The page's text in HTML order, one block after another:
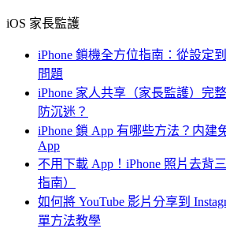
iOS 家長監護
iPhone 鎖機全方位指南：從設定
問題
iPhone 家人共享（家長監護）完
防沉迷？
iPhone 鎖 App 有哪些方法？内建
App
不用下載 App！iPhone 照片去背
指南）
如何將 YouTube 影片分享到
單方法教學